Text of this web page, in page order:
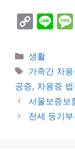
C
p
y
Li
n
k
Li
Categories
생활
Tags
가족간 차용
공증, 차용증
서울보증보
전세 등기